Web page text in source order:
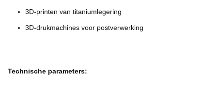
3D-printen van titaniumlegering
3D-drukmachines voor postverwerking
Technische parameters: